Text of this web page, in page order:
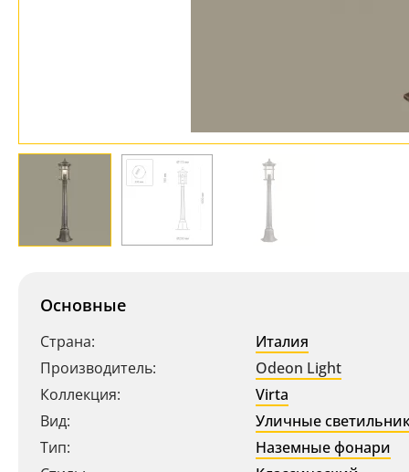
Основные
Страна:
Италия
Производитель:
Odeon Light
Коллекция:
Virta
Вид:
Уличные
Тип:
Наземные фонари